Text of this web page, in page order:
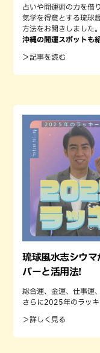
占いや開運術の力を借
気学を得意とする琉球
方法をお聞きしました。
沖縄の開運スポットも
＞記事を読む
琉球風水志シウ
バーと活用法!
総合運、金運、仕事運
さらに2025年のラッキ
＞詳しく見る